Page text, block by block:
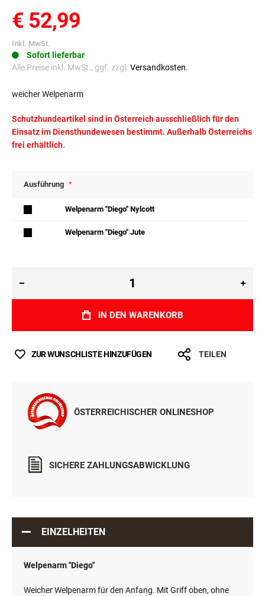
€ 52,99
Inkl. MwSt.
Sofort lieferbar
Alle Preise inkl. MwSt., ggf. zzgl. Versandkosten.
weicher Welpenarm
Schutzhundeartikel sind in Österreich ausschließlich für den
Einsatz im Diensthundewesen bestimmt. Außerhalb Österreichs
frei erhältlich.
Ausführung
Welpenarm "Diego" Nylcott
Welpenarm "Diego" Jute
IN DEN WARENKORB
ZUR WUNSCHLISTE HINZUFÜGEN TEILEN
ÖSTERREICHISCHER ONLINESHOP
SICHERE ZAHLUNGSABWICKLUNG
EINZELHEITEN
Welpenarm "Diego"
Weicher Welpenarm für den Anfang. Mit Griff oben, ohne